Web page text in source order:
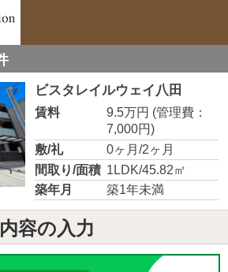
ビスタレイルウェイ八田
賃料 9.5万円 (管理費：
7,000円)
敷/礼
0ヶ月/2ヶ月
間取り/面積 1LDK/45.82㎡
築年月
築1年未満
容の入力